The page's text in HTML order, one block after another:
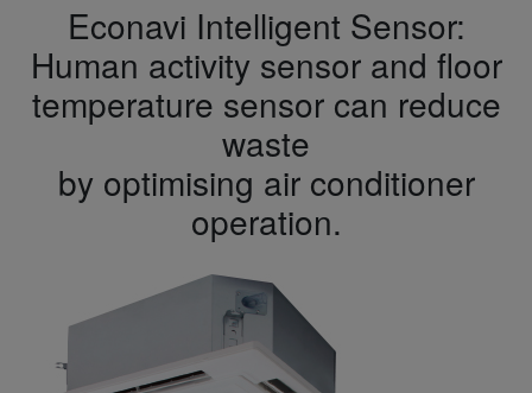
Econavi Intelligent Sensor:
Human activity sensor and floor
temperature sensor can reduce
waste
by optimising air conditioner
operation.